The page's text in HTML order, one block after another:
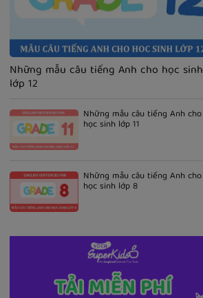
Những mẫu câu tiếng Anh cho học sinh
lớp 12
Những mẫu câu tiếng Anh cho
học sinh lớp 11
Những mẫu câu tiếng Anh cho
học sinh lớp 8